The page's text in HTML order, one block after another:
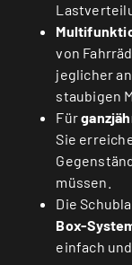
von
jeglicher
staubigen
Für
Sie
müssen.
Die
Box-
einfach